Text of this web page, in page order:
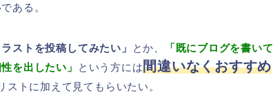
ある。
ストを投稿してみたい」 とか、
「既にブログを書いて
を出したい」
という方には間違いなくおすすめ
ストに加えて見てもらいたい。